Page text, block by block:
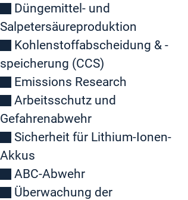
Düngemittel- und
Salpetersäureproduktion
Kohlenstoffabscheidung & -
speicherung (CCS)
Emissions Research
Arbeitsschutz und
Gefahrenabwehr
Sicherheit für Lithium-Ionen-
Akkus
ABC-Abwehr
Überwachung der